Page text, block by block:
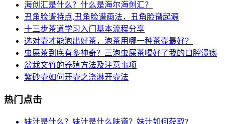
海创汇是什么？什么是海尔海创汇？
丑角脸谱特点,丑角脸谱画法，丑角脸谱起源
十三步茶道学习入门基本流程分享
选对壶才能泡出好茶，泡茶用哪一种茶壶最好？
虫屎茶到底有多神奇？三泡虫屎茶喝好了我的口腔溃疡
盆栽文竹的养殖方法及注意事项
紫砂壶如何开壶之浇淋开壶法
热门点击
妹汁是什么？妹汁是什么味道？妹汁如何获取?